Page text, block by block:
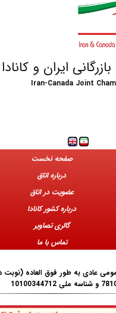
ایران و کانادا
Iran-Canada Joint
صفحه نخست
درباره اتاق
عضویت در اتاق
درباره کشور کانادا
گالری تصاویر
تماس با ما
عادی به طور فوق العاده (نوبت